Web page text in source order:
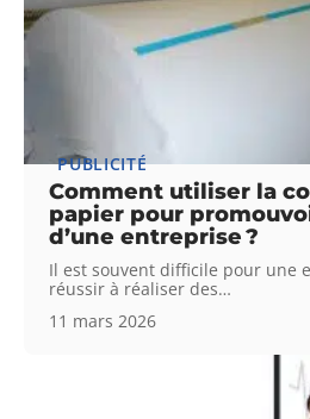
PUBLICITÉ
Comment utiliser la
papier pour
d’une entreprise ?
Il est souvent difficile pour une
réussir à réaliser des…
11 mars 2026